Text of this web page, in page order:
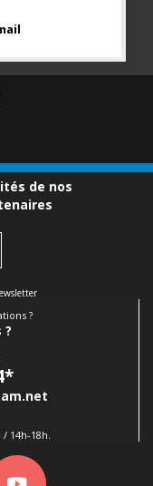
de nos
?
?
*
14h-18h.